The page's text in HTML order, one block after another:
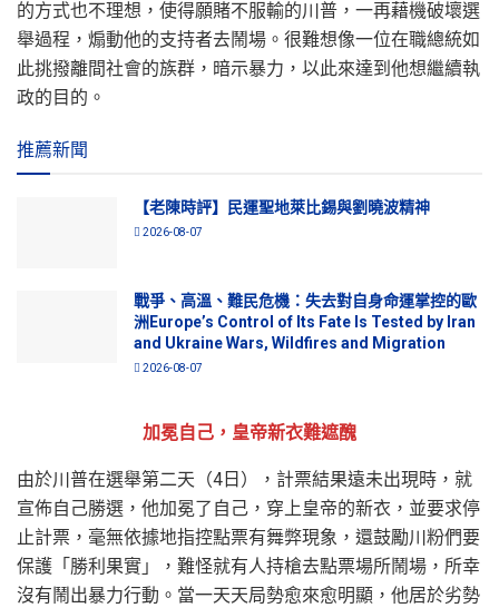
的方式也不理想，使得願賭不服輸的川普，一再藉機破壞選
舉過程，煽動他的支持者去鬧場。很難想像一位在職總統如
此挑撥離間社會的族群，暗示暴力，以此來達到他想繼續執
政的目的。
推薦新聞
【老陳時評】民運聖地萊比錫與劉曉波精神
2026-08-07
戰爭、高溫、難民危機：失去對自身命運掌控的歐
洲Europe’s Control of Its Fate Is Tested by Iran
and Ukraine Wars, Wildfires and Migration
2026-08-07
加冕自己，皇帝新衣難遮醜
由於川普在選舉第二天（4日），計票結果遠未出現時，就
宣佈自己勝選，他加冕了自己，穿上皇帝的新衣，並要求停
止計票，毫無依據地指控點票有舞弊現象，還鼓勵川粉們要
保護「勝利果實」，難怪就有人持槍去點票場所鬧場，所幸
沒有鬧出暴力行動。當一天天局勢愈來愈明顯，他居於劣勢